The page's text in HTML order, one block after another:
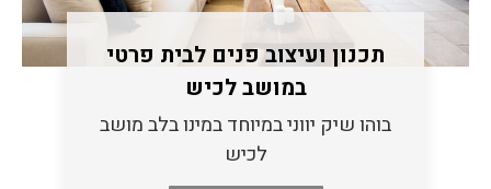
תכנון ועיצוב פנים לבית פרטי
במושב לכיש
בוהו שיק יווני במיוחד במינו בלב מושב
לכיש